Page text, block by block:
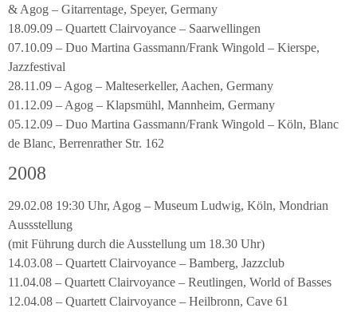
& Agog – Gitarrentage, Speyer, Germany
18.09.09 – Quartett Clairvoyance – Saarwellingen
07.10.09 – Duo Martina Gassmann/Frank Wingold – Kierspe,
Jazzfestival
28.11.09 – Agog – Malteserkeller, Aachen, Germany
01.12.09 – Agog – Klapsmühl, Mannheim, Germany
05.12.09 – Duo Martina Gassmann/Frank Wingold – Köln, Blanc
de Blanc, Berrenrather Str. 162
2008
29.02.08 19:30 Uhr, Agog – Museum Ludwig, Köln, Mondrian
Aussstellung
(mit Führung durch die Ausstellung um 18.30 Uhr)
14.03.08 – Quartett Clairvoyance – Bamberg, Jazzclub
11.04.08 – Quartett Clairvoyance – Reutlingen, World of Basses
12.04.08 – Quartett Clairvoyance – Heilbronn, Cave 61